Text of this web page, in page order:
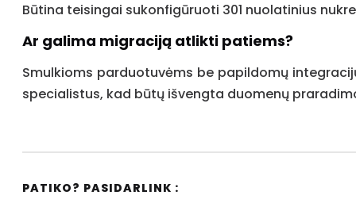
Būtina teisingai sukonfigūruoti 301 nuolatinius
Ar galima migraciją atlikti patiems?
Smulkioms parduotuvėms be papildomų
specialistus, kad būtų išvengta duomenų
PATIKO? PASIDARLINK :